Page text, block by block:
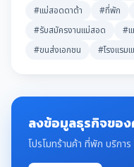
#แม่สอดดาต้า
#ที่พัก
#รับสมัครงานแม่สอด
#แ
#ขนส่งเอกชน
#โรงแรม
ลงข้อมูลธุรกิจขอ
โปรโมทร้านค้า ที่พัก บริกา